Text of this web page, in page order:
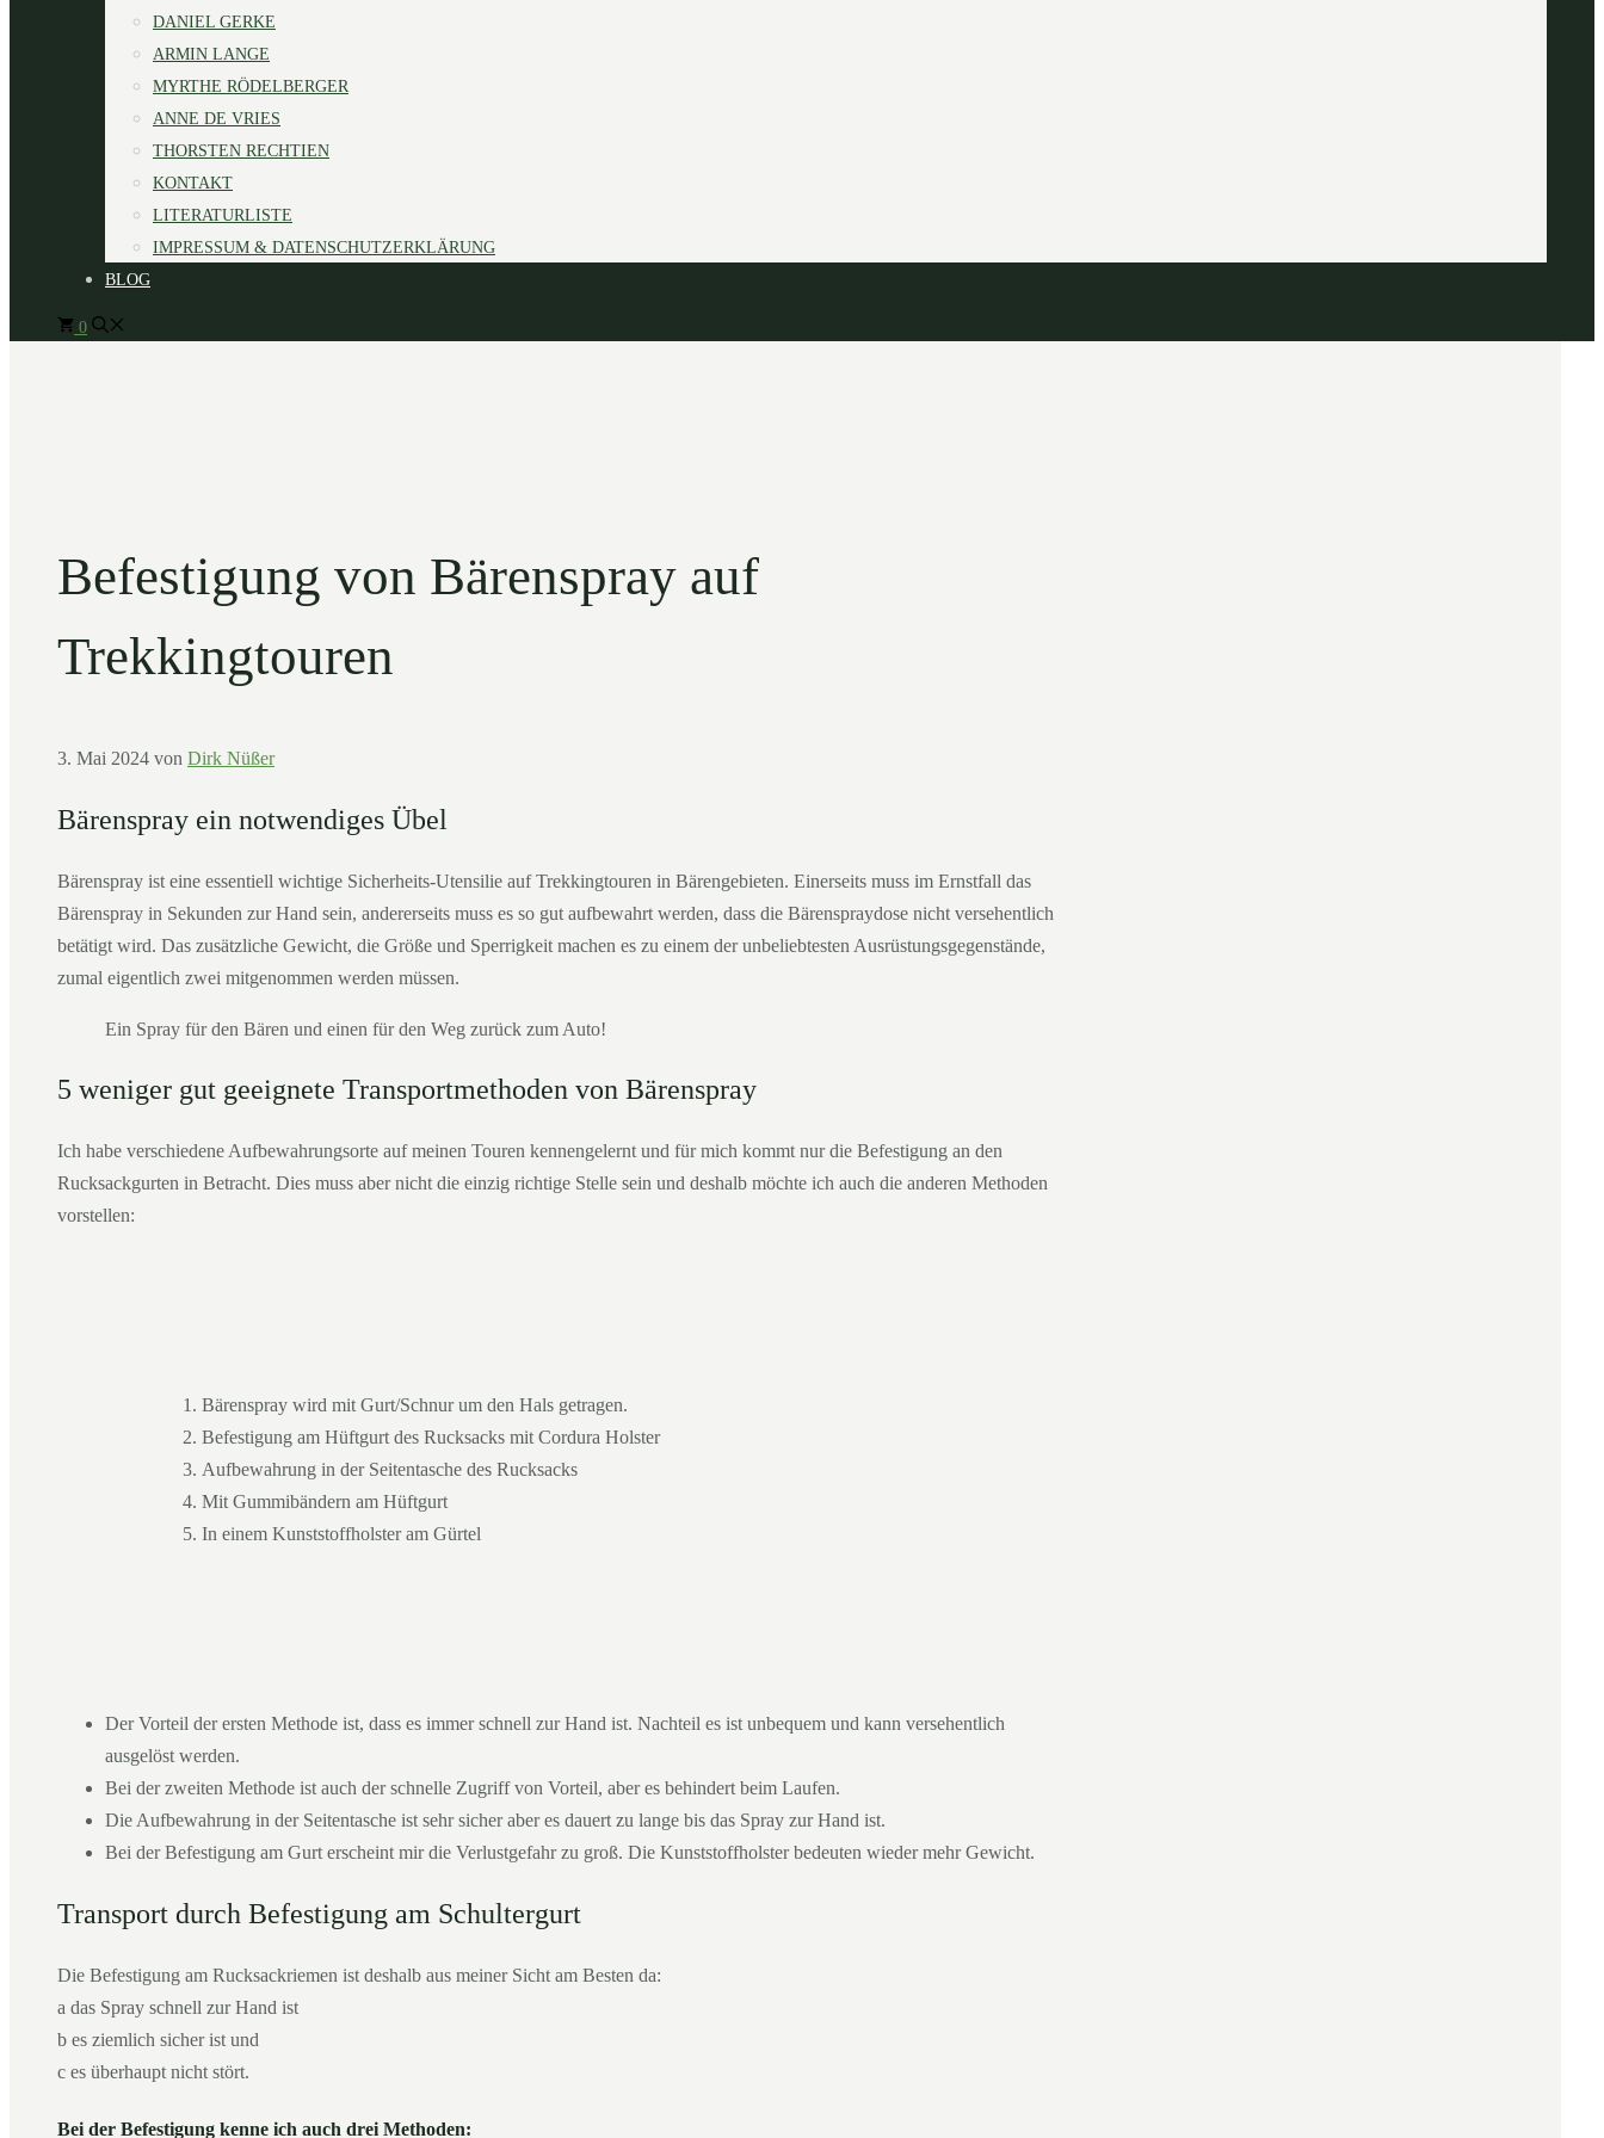
DANIEL GERKE
ARMIN LANGE
MYRTHE RÖDELBERGER
ANNE DE VRIES
THORSTEN RECHTIEN
KONTAKT
LITERATURLISTE
IMPRESSUM & DATENSCHUTZERKLÄRUNG
BLOG
0
Befestigung von Bärenspray auf
Trekkingtouren
3. Mai 2024 von Dirk Nüßer
Bärenspray ein notwendiges Übel
Bärenspray ist eine essentiell wichtige Sicherheits-Utensilie auf Trekkingtouren in Bärengebieten. Einerseits muss im Ernstfall das
Bärenspray in Sekunden zur Hand sein, andererseits muss es so gut aufbewahrt werden, dass die Bärenspraydose nicht versehentlich
betätigt wird. Das zusätzliche Gewicht, die Größe und Sperrigkeit machen es zu einem der unbeliebtesten Ausrüstungsgegenstände,
zumal eigentlich zwei mitgenommen werden müssen.
Ein Spray für den Bären und einen für den Weg zurück zum Auto!
5 weniger gut geeignete Transportmethoden von Bärenspray
Ich habe verschiedene Aufbewahrungsorte auf meinen Touren kennengelernt und für mich kommt nur die Befestigung an den
Rucksackgurten in Betracht. Dies muss aber nicht die einzig richtige Stelle sein und deshalb möchte ich auch die anderen Methoden
vorstellen:
Bärenspray wird mit Gurt/Schnur um den Hals getragen.
Befestigung am Hüftgurt des Rucksacks mit Cordura Holster
Aufbewahrung in der Seitentasche des Rucksacks
Mit Gummibändern am Hüftgurt
In einem Kunststoffholster am Gürtel
Der Vorteil der ersten Methode ist, dass es immer schnell zur Hand ist. Nachteil es ist unbequem und kann versehentlich
ausgelöst werden.
Bei der zweiten Methode ist auch der schnelle Zugriff von Vorteil, aber es behindert beim Laufen.
Die Aufbewahrung in der Seitentasche ist sehr sicher aber es dauert zu lange bis das Spray zur Hand ist.
Bei der Befestigung am Gurt erscheint mir die Verlustgefahr zu groß. Die Kunststoffholster bedeuten wieder mehr Gewicht.
Transport durch Befestigung am Schultergurt
Die Befestigung am Rucksackriemen ist deshalb aus meiner Sicht am Besten da:
a das Spray schnell zur Hand ist
b es ziemlich sicher ist und
c es überhaupt nicht stört.
Bei der Befestigung kenne ich auch drei Methoden: